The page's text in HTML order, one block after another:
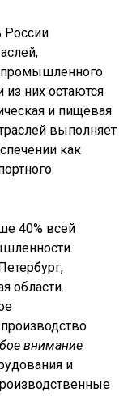
них остаются
и пищевая
выполняет
как
40% всей
области.
внимание
и